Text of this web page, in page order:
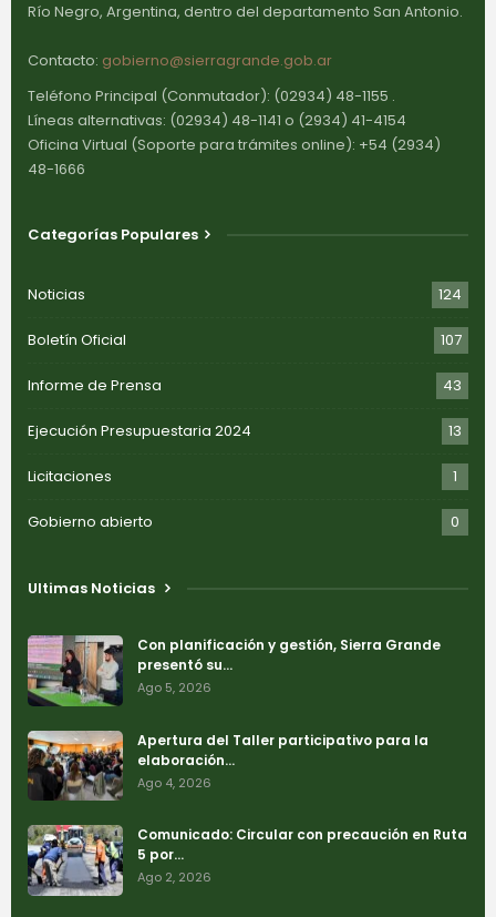
Río Negro, Argentina, dentro del departamento San Antonio.
Contacto: gobierno@sierragrande.gob.ar
Teléfono Principal (Conmutador): (02934) 48-1155 .
Líneas alternativas: (02934) 48-1141 o (2934) 41-4154
Oficina Virtual (Soporte para trámites online): +54 (2934)
48-1666
Categorías Populares
Noticias 124
Boletín Oficial 107
Informe de Prensa 43
Ejecución Presupuestaria 2024 13
Licitaciones 1
Gobierno abierto 0
Ultimas Noticias
Con planificación y gestión, Sierra Grande
presentó su…
Ago 5, 2026
Apertura del Taller participativo para la
elaboración…
Ago 4, 2026
Comunicado: Circular con precaución en Ruta
5 por…
Ago 2, 2026